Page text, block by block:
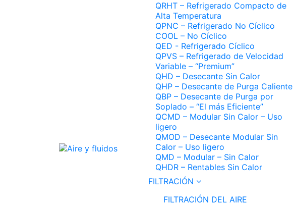
QRHT – Refrigerado Compacto de
Alta Temperatura
QPNC – Refrigerado No Cíclico
COOL – No Cíclico
QED - Refrigerado Cíclico
QPVS – Refrigerado de Velocidad
Variable – “Premium”
QHD – Desecante Sin Calor
QHP – Desecante de Purga Caliente
QBP – Desecante de Purga por
Soplado – “El más Eficiente”
QCMD – Modular Sin Calor – Uso
ligero
QMOD – Desecante Modular Sin
Calor – Uso ligero
QMD – Modular – Sin Calor
QHDR – Rentables Sin Calor
FILTRACIÓN
FILTRACIÓN DEL AIRE